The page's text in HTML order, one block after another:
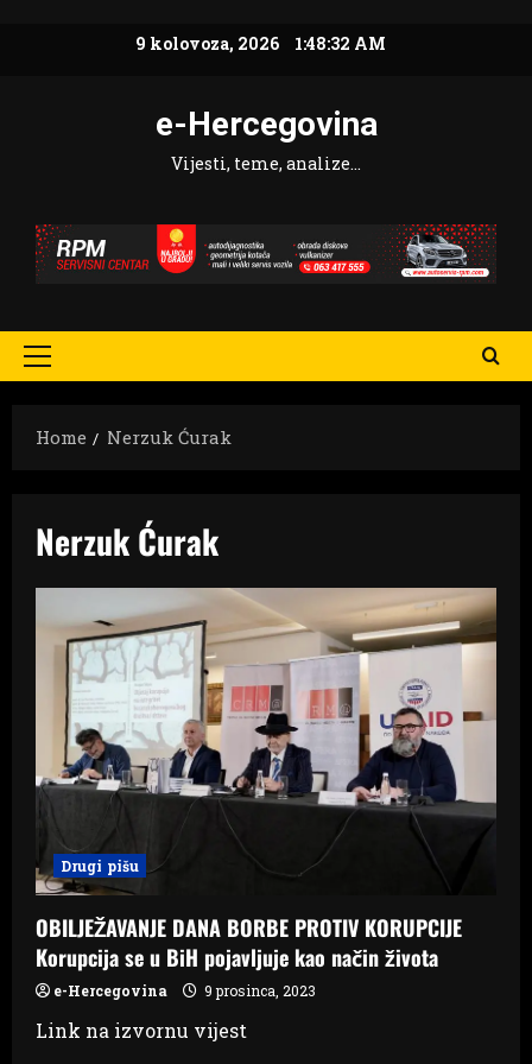
9 kolovoza, 2026 1:48:33 AM
e-Hercegovina
Vijesti, teme, analize…
Primary
Home
Nerzuk Ćurak
Nerzuk Ćurak
Drugi pišu
OBILJEŽAVANJE DANA BORBE PROTIV KORUPCIJE
Korupcija se u BiH pojavljuje kao način života
e-Hercegovina 9 prosinca, 2023
Link na izvornu vijest